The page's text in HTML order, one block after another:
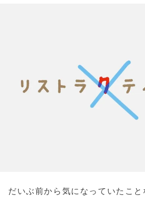
だいぶ前から気になっていたこと